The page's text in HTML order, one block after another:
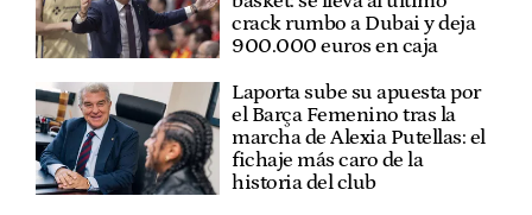
crack rumbo a Dubai y deja
900.000 euros en caja
Laporta sube su apuesta por
el Barça Femenino tras la
marcha de Alexia Putellas: el
fichaje más caro de la
historia del club